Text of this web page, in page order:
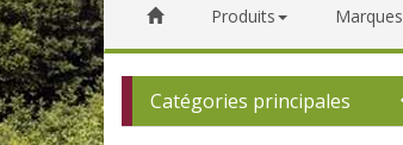
Produits Marques
Catégories principales